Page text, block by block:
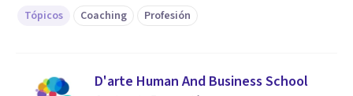
Tópicos Coaching Profesión
D'arte Human And Business School